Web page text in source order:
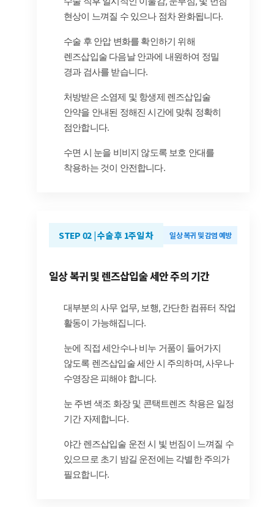
현상이 느껴질 수 있으나 점차 완화됩니다.
수술 후 안압 변화를 확인하기 위해
렌즈삽입술 다음날 안과에 내원하여 정밀
경과 검사를 받습니다.
처방받은 소염제 및 항생제 렌즈삽입술
안약을 안내된 정해진 시간에 맞춰 정확히
점안합니다.
수면 시 눈을 비비지 않도록 보호 안대를
착용하는 것이 안전합니다.
STEP 02 | 수술 후 1주일 차 일상 복귀 및 감염 예방
일상 복귀 및 렌즈삽입술 세안 주의 기간
대부분의 사무 업무, 보행, 간단한 컴퓨터 작업
활동이 가능해집니다.
눈에 직접 세안수나 비누 거품이 들어가지
않도록 렌즈삽입술 세안 시 주의하며, 사우나·
수영장은 피해야 합니다.
눈 주변 색조 화장 및 콘택트렌즈 착용은 일정
기간 자제합니다.
야간 렌즈삽입술 운전 시 빛 번짐이 느껴질 수
있으므로 초기 밤길 운전에는 각별한 주의가
필요합니다.